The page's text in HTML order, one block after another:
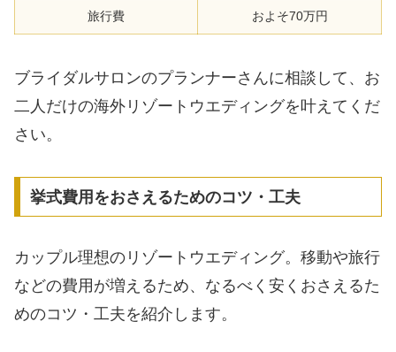
旅行費 およそ70万円
ブライダルサロンのプランナーさんに相談して、お
二人だけの海外リゾートウエディングを叶えてくだ
さい。
挙式費用をおさえるためのコツ・工夫
カップル理想のリゾートウエディング。移動や旅行
などの費用が増えるため、なるべく安くおさえるた
めのコツ・工夫を紹介します。